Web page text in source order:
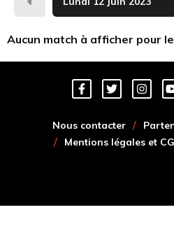
Hier
Aucun match à afficher pour
Nous contacter
Mentions légales et